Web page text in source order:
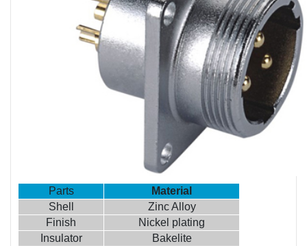
Parts
Material
Shell
Zinc Alloy
Finish
Nickel plating
Insulator
Bakelite